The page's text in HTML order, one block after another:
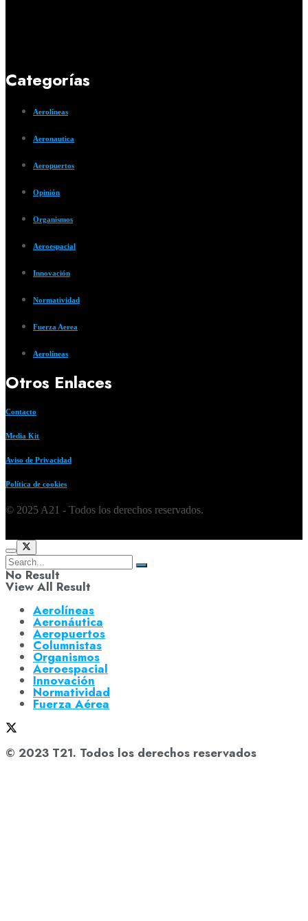
Categorías
Aerolíneas
Aeronautica
Aeropuertos
Opinión
Organismos
Aeroespacial
Innovación
Normatividad
Fuerza Aerea
Aerolíneas
Otros Enlaces
Contacto
Media Kit
Aviso de Privacidad
Política de cookies
© 2025 A21 - Todos los derechos reservados.
No Result
View All Result
Aerolíneas
Aeronáutica
Aeropuertos
Columnistas
Organismos
Aeroespacial
Innovación
Normatividad
Fuerza Aérea
© 2023 T21. Todos los derechos reservados